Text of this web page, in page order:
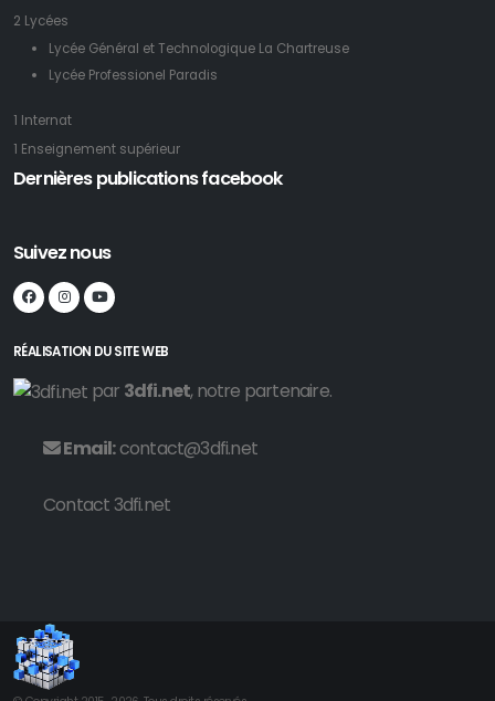
2 Lycées
Lycée Général et Technologique La Chartreuse
Lycée Professionel Paradis
1 Internat
1 Enseignement supérieur
Dernières publications facebook
Suivez nous
RÉALISATION DU SITE WEB
par 3dfi.net, notre partenaire.
Email:contact@3dfi.net
Contact 3dfi.net